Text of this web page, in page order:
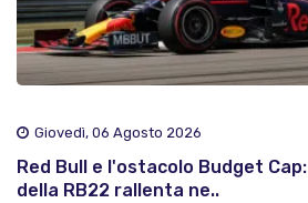
Giovedì, 06 Agosto 2026
Red Bull e l'ostacolo Budget
della RB22 rallenta ne..